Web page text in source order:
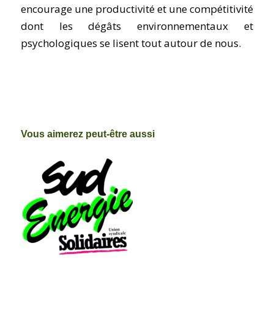
encourage une productivité et une compétitivité
dont les dégâts environnementaux et
psychologiques se lisent tout autour de nous.
Vous aimerez peut-être aussi